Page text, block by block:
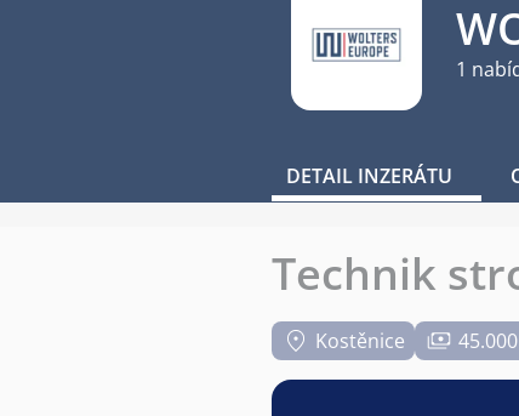
1
DETAIL INZERÁTU
Technik
Kostěnice